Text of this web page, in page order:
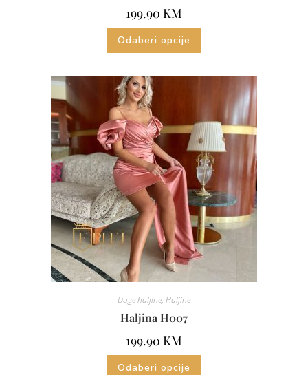
199.90 KM
Odaberi opcije
Duge haljine, Haljine
Haljina H007
199.90 KM
Odaberi opcije